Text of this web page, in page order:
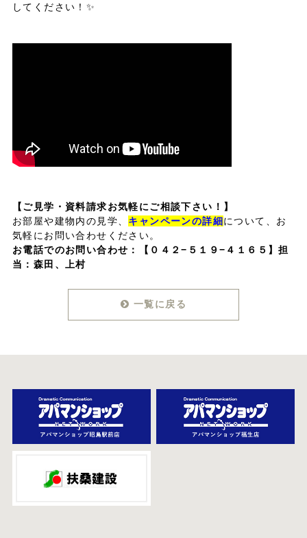
してください！✨
【ご見学・資料請求お気軽にご相談下さい！】
お部屋や建物内の見学、 キャンペーンの詳細について、お
気軽にお問い合わせください。
お電話でのお問い合わせ：
【０４２−５１９−４１６５】担
当：森田、上村
一覧に戻る